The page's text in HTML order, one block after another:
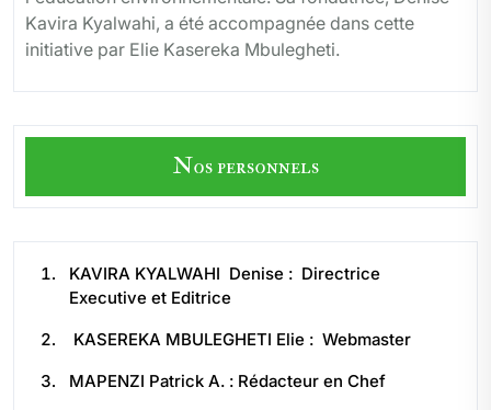
Kavira Kyalwahi, a été accompagnée dans cette
initiative par Elie Kasereka Mbulegheti.
Nos personnels
KAVIRA KYALWAHI Denise : Directrice
Executive et Editrice
KASEREKA MBULEGHETI Elie : Webmaster
MAPENZI Patrick A. : Rédacteur en Chef